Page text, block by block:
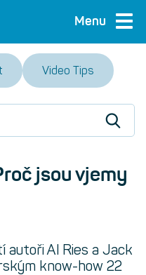
Menu
Video Tips
jsou vjemy
autoři Al Ries a Jack
know-how 22